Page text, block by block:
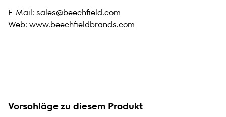
E-Mail: sales@beechfield.com
Web: www.beechfieldbrands.com
Vorschläge zu diesem Produkt